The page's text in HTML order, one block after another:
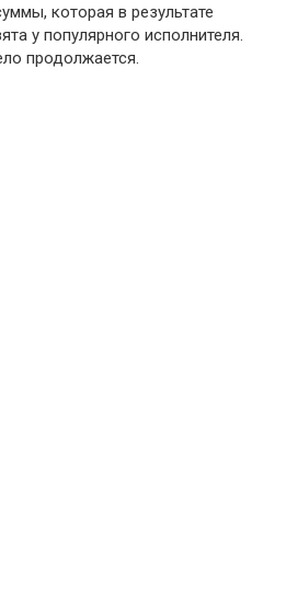
которая в результате
у популярного исполнителя.
продолжается.